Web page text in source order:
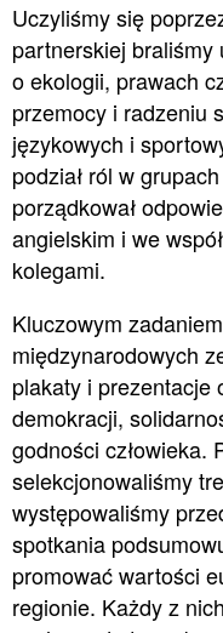
Uczyliśmy się
partnerskiej braliśmy
o ekologii, prawach
przemocy i radzeniu
językowych i
podział ról w
porządkował
angielskim i we
kolegami.
Kluczowym
międzynarodowych
plakaty i prezentacje
demokracji,
godności człowieka.
selekcjonowaliśmy
występowaliśmy
spotkania
promować wartości
regionie. Każdy z